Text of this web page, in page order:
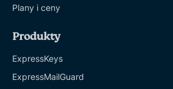
Plany i ceny
Produkty
ExpressKeys
ExpressMailGuard